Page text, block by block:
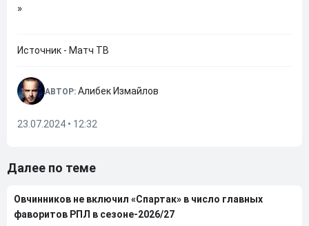
»
Источник - Матч ТВ
АВТОР: Алибек Измайлов
23.07.2024 • 12:32
Далее по теме
Овчинников не включил «Спартак» в число главных
фаворитов РПЛ в сезоне-2026/27